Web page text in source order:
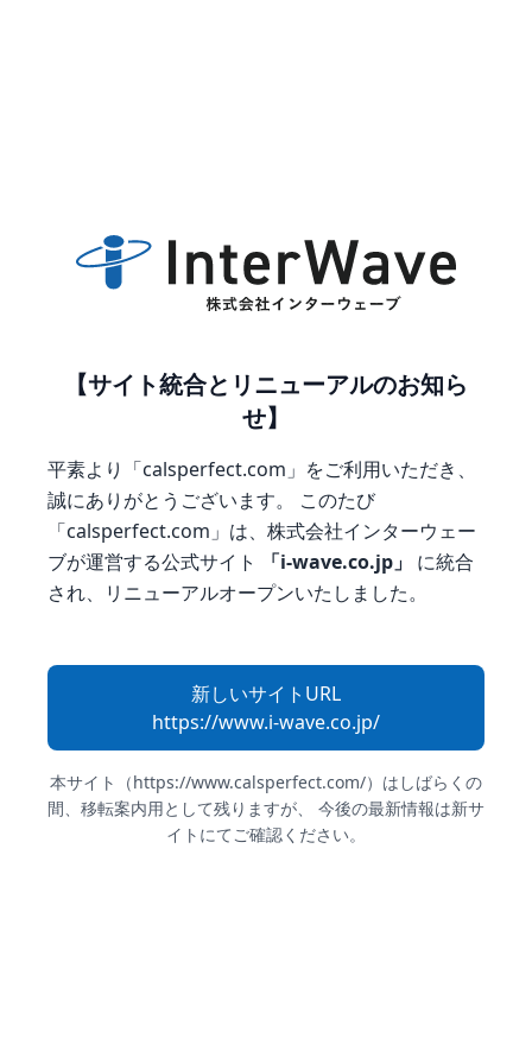
【サイト統合とリニューアルのお知ら
せ】
平素より「calsperfect.com」をご利用いただき、
誠にありがとうございます。
このたび
「calsperfect.com」は、株式会社インターウェー
ブが運営する公式サイト 「i-wave.co.jp」 に統合
され、リニューアルオープンいたしました。
新しいサイトURL
https://www.i-wave.co.jp/
本サイト（https://www.calsperfect.com/）はしばらくの
間、移転案内用として残りますが、
今後の最新情報は新サ
イトにてご確認ください。